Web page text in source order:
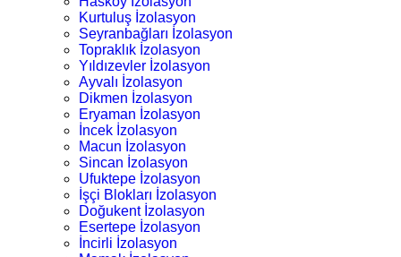
Kurtuluş İzolasyon
Seyranbağları İzolasyon
Topraklık İzolasyon
Yıldızevler İzolasyon
Ayvalı İzolasyon
Dikmen İzolasyon
Eryaman İzolasyon
İncek İzolasyon
Macun İzolasyon
Sincan İzolasyon
Ufuktepe İzolasyon
İşçi Blokları İzolasyon
Doğukent İzolasyon
Esertepe İzolasyon
İncirli İzolasyon